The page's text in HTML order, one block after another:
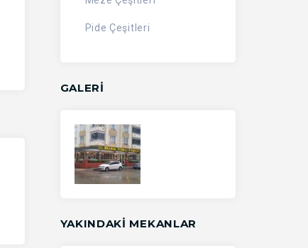
Pide Çeşitleri
GALERİ
YAKINDAKI MEKANLAR